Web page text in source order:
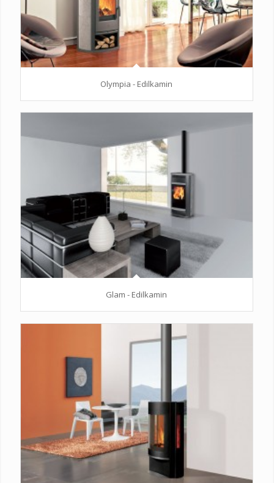
Olympia - Edilkamin
Glam - Edilkamin